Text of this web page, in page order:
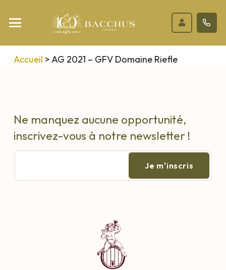
Accueil > AG 2021 – GFV Domaine Riefle
Ne manquez aucune opportunité,
inscrivez-vous à notre newsletter !